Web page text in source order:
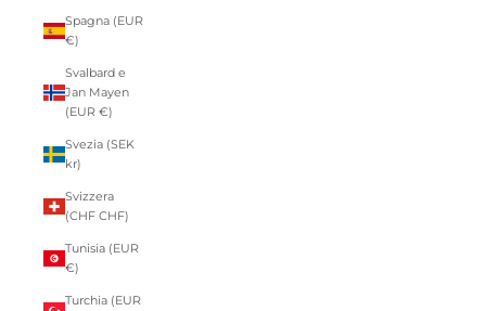
Spagna (EUR
€)
Svalbard e
Jan Mayen
(EUR €)
Svezia (SEK
kr)
Svizzera
(CHF CHF)
Tunisia (EUR
€)
Turchia (EUR